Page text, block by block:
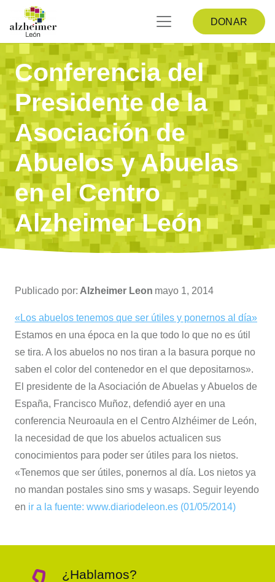
DONAR
Conferencia del
Presidente de la
Asociación de
Abuelos y Abuelas
en el Centro
Alzheimer León
Publicado por: Alzheimer Leon mayo 1, 2014
«Los abuelos tenemos que ser útiles y ponernos al día»
Estamos en una época en la que todo lo que no es útil
se tira. A los abuelos no nos tiran a la basura porque no
saben el color del contenedor en el que depositarnos».
El presidente de la Asociación de Abuelas y Abuelos de
España, Francisco Muñoz, defendió ayer en una
conferencia Neuroaula en el Centro Alzhéimer de León,
la necesidad de que los abuelos actualicen sus
conocimientos para poder ser útiles para los nietos.
«Tenemos que ser útiles, ponernos al día. Los nietos ya
no mandan postales sino sms y wasaps. Seguir leyendo
en ir a la fuente: www.diariodeleon.es (01/05/2014)
¿Hablamos?